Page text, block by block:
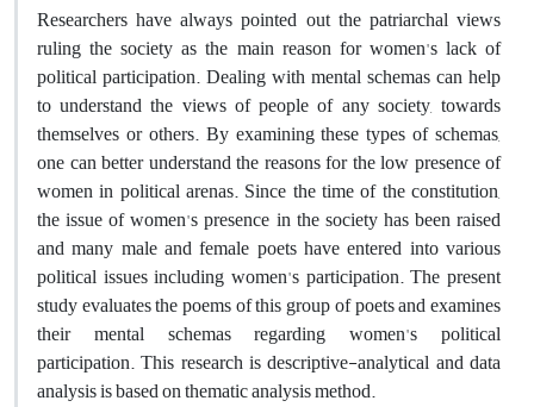
Researchers have always pointed out the patriarchal views
ruling the society as the main reason for women's lack of
political participation. Dealing with mental schemas can help
to understand the views of people of any society, towards
themselves or others. By examining these types of schemas,
one can better understand the reasons for the low presence of
women in political arenas. Since the time of the constitution,
the issue of women's presence in the society has been raised
and many male and female poets have entered into various
political issues including women's participation. The present
study evaluates the poems of this group of poets and examines
their mental schemas regarding women's political
participation. This research is descriptive-analytical and data
analysis is based on thematic analysis method.